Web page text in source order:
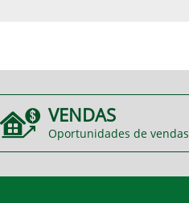
VENDAS
Oportunidades de vendas